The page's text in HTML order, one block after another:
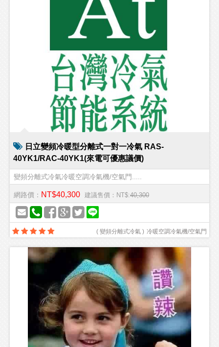
日立變頻冷暖型分離式一對一冷氣 RAS-
40YK1/RAC-40YK1(來電可優惠議價)
變頻分離式冷氣冷暖空調冷氣機/空氣門.....
網路價： NT$40,300 建議售價：NT$:40,300
冷暖空調冷氣機/空氣門
( 變頻分離式冷氣 )